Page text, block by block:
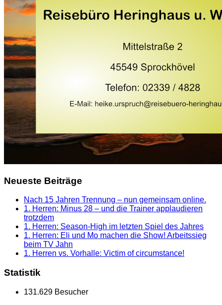
Neueste Beiträge
Nach 15 Jahren Trennung – nun gemeinsam online.
1. Herren: Minus 28 – und die Trainer applaudieren
trotzdem
1. Herren: Season-High im letzten Spiel des Jahres
1. Herren: Eli und Mo machen die Show! Arbeitssieg
beim TV Jahn
1. Herren vs. Vorhalle: Victim of circumstance!
Statistik
131.629 Besucher